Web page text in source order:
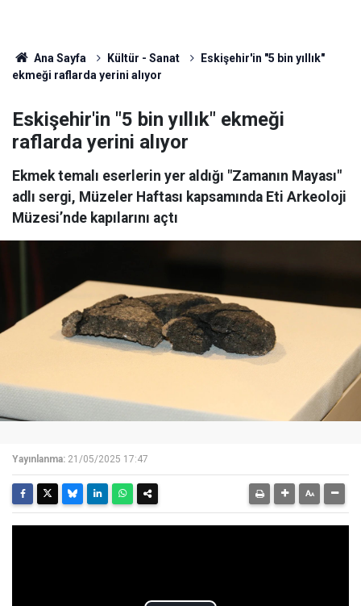
Ana Sayfa Kültür - Sanat
Eskişehir'in "5 bin yıllık"
ekmeği raflarda yerini alıyor
Eskişehir'in "5 bin yıllık" ekmeği
raflarda yerini alıyor
Ekmek temalı eserlerin yer aldığı "Zamanın Mayası"
adlı sergi, Müzeler Haftası kapsamında Eti Arkeoloji
Müzesi’nde kapılarını açtı
Yayınlanma: 21/05/2025 17:47